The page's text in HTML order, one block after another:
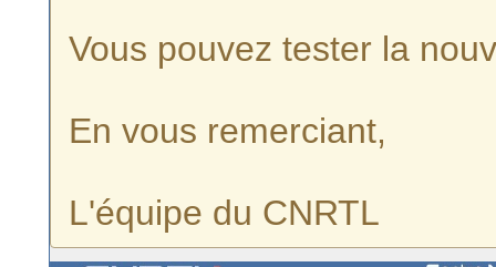
Vous pouvez tester la
En vous remerciant,
L'équipe du CNRTL